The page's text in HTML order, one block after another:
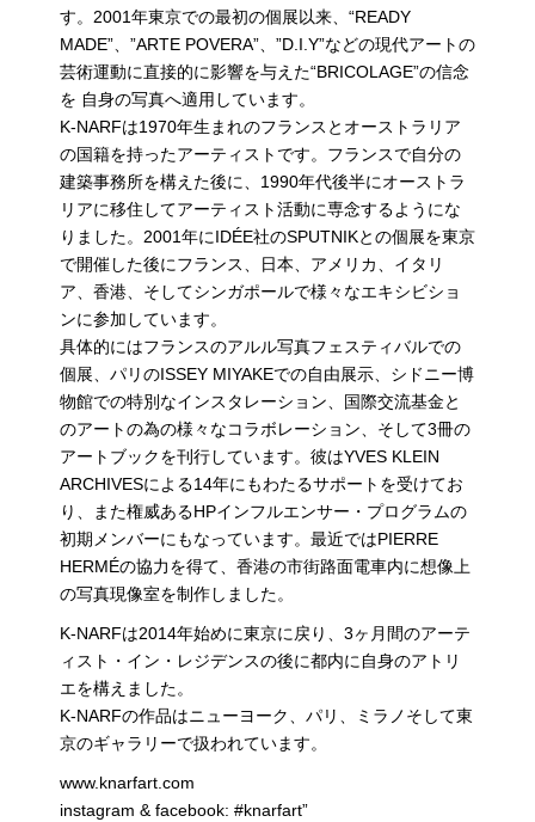
す。2001年東京での最初の個展以来、“READY
MADE”、”ARTE POVERA”、”D.I.Y”などの現代アートの
芸術運動に直接的に影響を与えた“BRICOLAGE”の信念
を 自身の写真へ適用しています。
K-NARFは1970年生まれのフランスとオーストラリア
の国籍を持ったアーティストです。フランスで自分の
建築事務所を構えた後に、1990年代後半にオーストラ
リアに移住してアーティスト活動に専念するようにな
りました。2001年にIDÉE社のSPUTNIKとの個展を東京
で開催した後にフランス、日本、アメリカ、イタリ
ア、香港、そしてシンガポールで様々なエキシビショ
ンに参加しています。
具体的にはフランスのアルル写真フェスティバルでの
個展、パリのISSEY MIYAKEでの自由展示、シドニー博
物館での特別なインスタレーション、国際交流基金と
のアートの為の様々なコラボレーション、そして3冊の
アートブックを刊行しています。彼はYVES KLEIN
ARCHIVESによる14年にもわたるサポートを受けてお
り、また権威あるHPインフルエンサー・プログラムの
初期メンバーにもなっています。最近ではPIERRE
HERMÉの協力を得て、香港の市街路面電車内に想像上
の写真現像室を制作しました。
K-NARFは2014年始めに東京に戻り、3ヶ月間のアーテ
ィスト・イン・レジデンスの後に都内に自身のアトリ
エを構えました。
K-NARFの作品はニューヨーク、パリ、ミラノそして東
京のギャラリーで扱われています。
www.knarfart.com
instagram & facebook: #knarfart”